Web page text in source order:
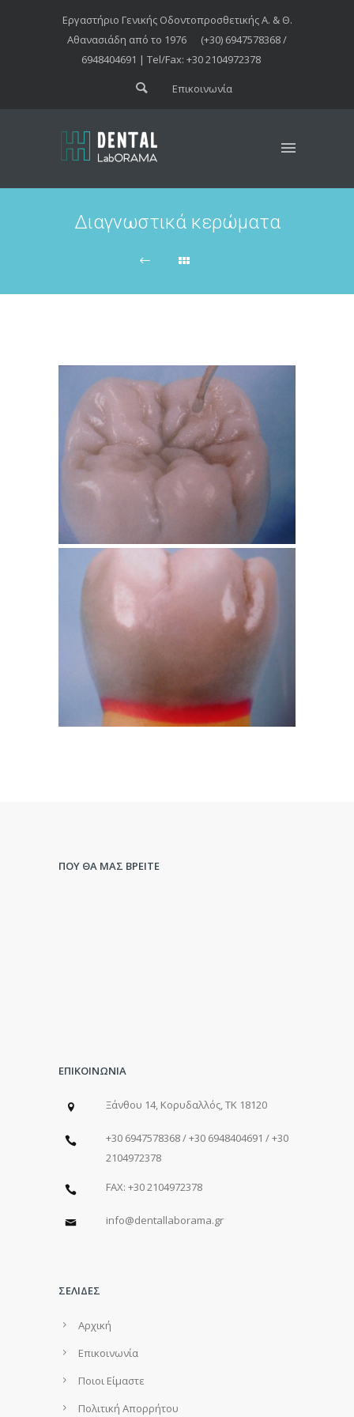
Εργαστήριο Γενικής Οδοντοπροσθετικής Α. & Θ.
Αθανασιάδη από το 1976
(+30) 6947578368 /
6948404691 | Tel/Fax: +30 2104972378
Επικοινωνία
Διαγνωστικά κερώματα
ΔΙΑΓΝΩΣΤΙΚΟ ΚΕΡΩΜΑ
ΕΠΙΕΜΦΥΤΕΥΜΑΤΙΚΗΣ ΕΡΓΑΣΙΑΣ(36)
ΜΑΣΗΤΙΚΗ ΑΠΟΨΗ
ΔΙΑΓΝΩΣΤΙΚΟ ΚΕΡΩΜΑ
ΕΠΙΕΜΦΥΤΕΥΜΑΤΙΚΗΣ ΕΡΓΑΣΙΑΣ (36)
ΠΟΥ ΘΑ ΜΑΣ ΒΡΕΙΤΕ
ΕΠΙΚΟΙΝΩΝΙΑ
Ξάνθου 14, Κορυδαλλός, ΤΚ 18120
+30 6947578368 / +30 6948404691 / +30
2104972378
FAX: +30 2104972378
info@dentallaborama.gr
ΣΕΛΙΔΕΣ
Αρχική
Επικοινωνία
Ποιοι Είμαστε
Πολιτική Απορρήτου